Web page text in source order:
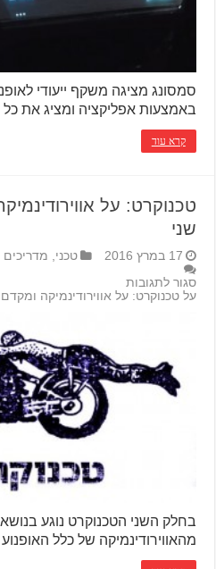
סמסונג מציגה משקף ייעודי
באמצעות אפליקציה ומציג את
קרא עוד
טכנוקרט: על
שני
17 במרץ 2016 טכני
מדריכים
סגור לתגובות
על טכנוקרט: על אווירודינמיקה
בחלק השני הטכנוקרט נוגע
מהאווירודינמיקה של כלל האופנוע